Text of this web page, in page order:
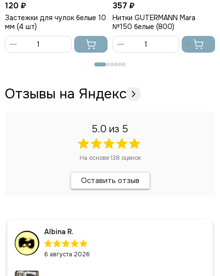
120 ₽
Застежки для чулок белые 10
мм (4 шт)
корзину
357 ₽
Нитки GUTERMANN Mara
№150 белые (800)
Отзывы на Яндекс
5.0 из 5
На основе138 оценок
Оставить отзыв
Albina R.
6 августа 2026